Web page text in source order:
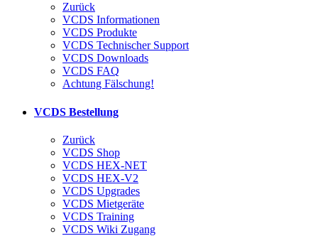
Zurück
VCDS Informationen
VCDS Produkte
VCDS Technischer Support
VCDS Downloads
VCDS FAQ
Achtung Fälschung!
VCDS Bestellung
Zurück
VCDS Shop
VCDS HEX-NET
VCDS HEX-V2
VCDS Upgrades
VCDS Mietgeräte
VCDS Training
VCDS Wiki Zugang